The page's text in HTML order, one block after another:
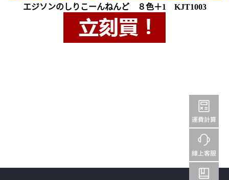
エジソンのしりこーんねんど ８色＋1 KJT1003